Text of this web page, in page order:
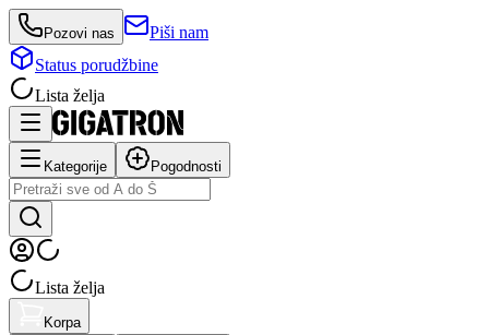
Pozovi nas
Piši nam
Status porudžbine
Lista želja
Kategorije Pogodnosti
Lista želja
Korpa